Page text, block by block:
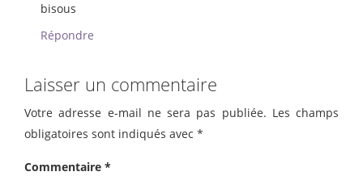
bisous
Répondre
Laisser un commentaire
Votre adresse e-mail ne sera pas publiée. Les champs
obligatoires sont indiqués avec *
Commentaire *